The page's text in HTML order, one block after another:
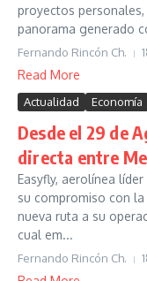
proyectos
panorama generado
Fernando Rincón Ch.
Read More
Actualidad Economía
Desde el 29 de
directa entre
Easyfly, aerolínea
su compromiso con
nueva ruta a su
cual em...
Fernando Rincón Ch.